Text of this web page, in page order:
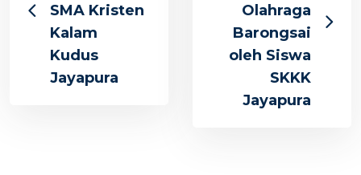
SMA Kristen
Kalam
Kudus
Jayapura
Olahraga
Barongsai
oleh Siswa
SKKK
Jayapura